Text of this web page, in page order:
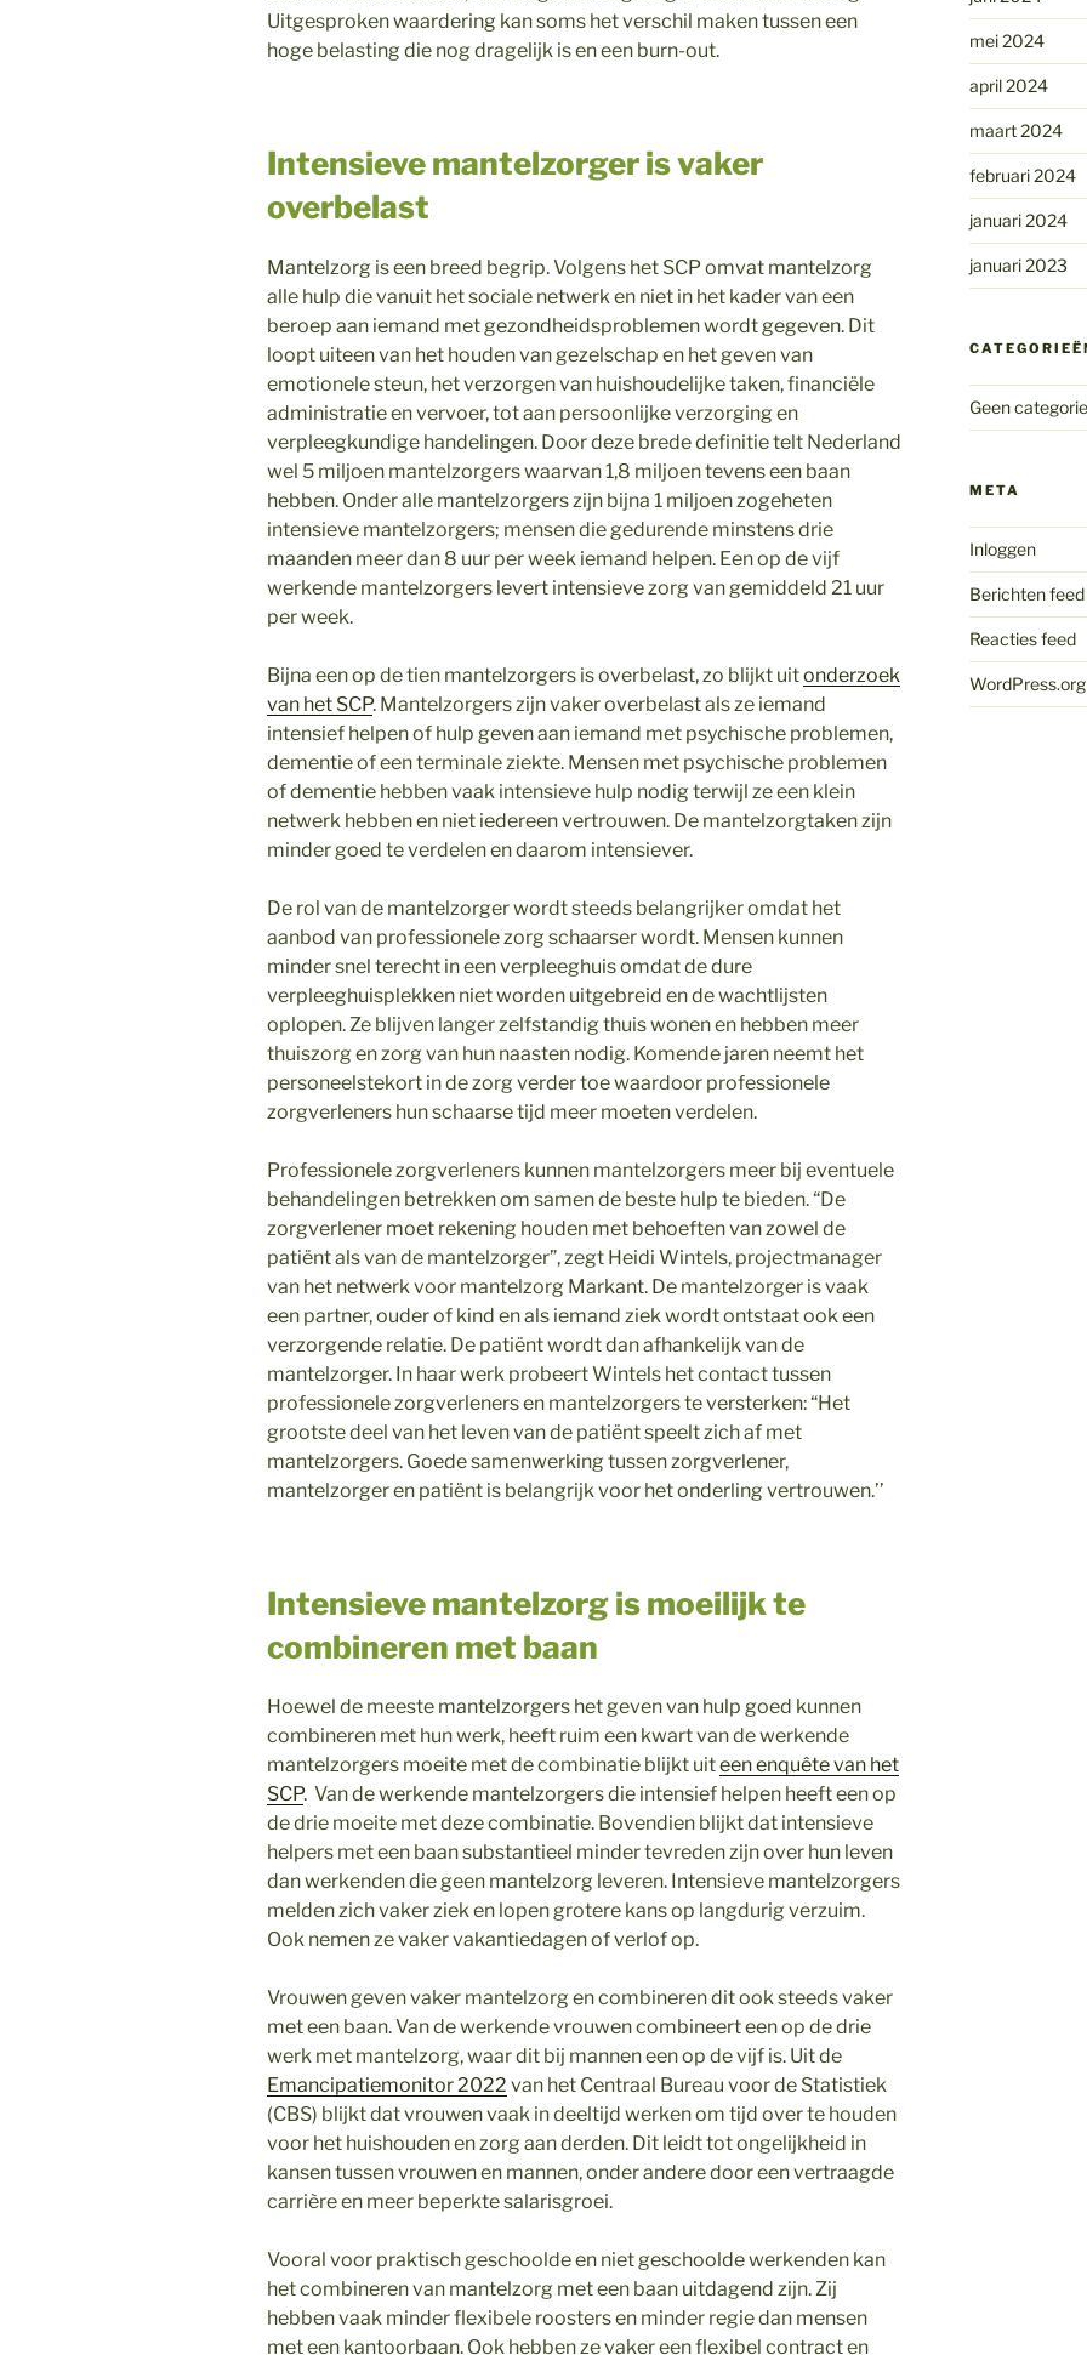
Uitgesproken waardering kan soms het verschil maken tussen een
hoge belasting die nog dragelijk is en een burn-out.
Intensieve mantelzorger is vaker
overbelast
Mantelzorg is een breed begrip. Volgens het SCP omvat mantelzorg
alle hulp die vanuit het sociale netwerk en niet in het kader van een
beroep aan iemand met gezondheidsproblemen wordt gegeven. Dit
loopt uiteen van het houden van gezelschap en het geven van
emotionele steun, het verzorgen van huishoudelijke taken, financiële
administratie en vervoer, tot aan persoonlijke verzorging en
verpleegkundige handelingen. Door deze brede definitie telt Nederland
wel 5 miljoen mantelzorgers waarvan 1,8 miljoen tevens een baan
hebben. Onder alle mantelzorgers zijn bijna 1 miljoen zogeheten
intensieve mantelzorgers; mensen die gedurende minstens drie
maanden meer dan 8 uur per week iemand helpen. Een op de vijf
werkende mantelzorgers levert intensieve zorg van gemiddeld 21 uur
per week.
Bijna een op de tien mantelzorgers is overbelast, zo blijkt uitonderzoek
van het SCP. Mantelzorgers zijn vaker overbelast als ze iemand
intensief helpen of hulp geven aan iemand met psychische problemen,
dementie of een terminale ziekte. Mensen met psychische problemen
of dementie hebben vaak intensieve hulp nodig terwijl ze een klein
netwerk hebben en niet iedereen vertrouwen. De mantelzorgtaken zijn
minder goed te verdelen en daarom intensiever.
De rol van de mantelzorger wordt steeds belangrijker omdat het
aanbod van professionele zorg schaarser wordt. Mensen kunnen
minder snel terecht in een verpleeghuis omdat de dure
verpleeghuisplekken niet worden uitgebreid en de wachtlijsten
oplopen. Ze blijven langer zelfstandig thuis wonen en hebben meer
thuiszorg en zorg van hun naasten nodig. Komende jaren neemt het
personeelstekort in de zorg verder toe waardoor professionele
zorgverleners hun schaarse tijd meer moeten verdelen.
Professionele zorgverleners kunnen mantelzorgers meer bij eventuele
behandelingen betrekken om samen de beste hulp te bieden. “De
zorgverlener moet rekening houden met behoeften van zowel de
patiënt als van de mantelzorger”, zegt Heidi Wintels, projectmanager
van het netwerk voor mantelzorg Markant. De mantelzorger is vaak
een partner, ouder of kind en als iemand ziek wordt ontstaat ook een
verzorgende relatie. De patiënt wordt dan afhankelijk van de
mantelzorger. In haar werk probeert Wintels het contact tussen
professionele zorgverleners en mantelzorgers te versterken: “Het
grootste deel van het leven van de patiënt speelt zich af met
mantelzorgers. Goede samenwerking tussen zorgverlener,
mantelzorger en patiënt is belangrijk voor het onderling vertrouwen.’’
Intensieve mantelzorg is moeilijk te
combineren met baan
Hoewel de meeste mantelzorgers het geven van hulp goed kunnen
combineren met hun werk, heeft ruim een kwart van de werkende
mantelzorgers moeite met de combinatie blijkt uiteen enquête van het
SCP. Van de werkende mantelzorgers die intensief helpen heeft een op
de drie moeite met deze combinatie. Bovendien blijkt dat intensieve
helpers met een baan substantieel minder tevreden zijn over hun leven
dan werkenden die geen mantelzorg leveren. Intensieve mantelzorgers
melden zich vaker ziek en lopen grotere kans op langdurig verzuim.
Ook nemen ze vaker vakantiedagen of verlof op.
Vrouwen geven vaker mantelzorg en combineren dit ook steeds vaker
met een baan. Van de werkende vrouwen combineert een op de drie
werk met mantelzorg, waar dit bij mannen een op de vijf is. Uit de
Emancipatiemonitor 2022 van het Centraal Bureau voor de Statistiek
(CBS) blijkt dat vrouwen vaak in deeltijd werken om tijd over te houden
voor het huishouden en zorg aan derden. Dit leidt tot ongelijkheid in
kansen tussen vrouwen en mannen, onder andere door een vertraagde
carrière en meer beperkte salarisgroei.
Vooral voor praktisch geschoolde en niet geschoolde werkenden kan
het combineren van mantelzorg met een baan uitdagend zijn. Zij
hebben vaak minder flexibele roosters en minder regie dan mensen
met een kantoorbaan. Ook hebben ze vaker een flexibel contract en
mei 2024
april 2024
maart 2024
februari 2024
januari 2024
januari 2023
Geen categorie
META
Inloggen
Berichten feed
Reacties feed
WordPress.org